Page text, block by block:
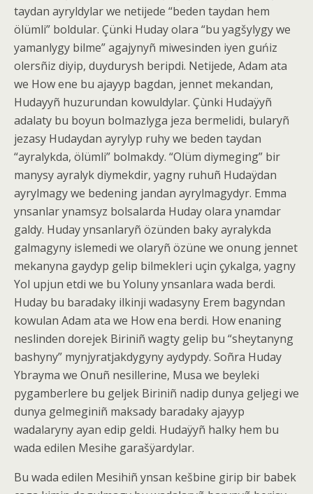
taydan ayryldylar we netijede “beden taydan hem
ölümli” boldular. Çünki Huday olara “bu yagšylygy we
yamanlygy bilme” agajynyñ miwesinden iyen guńiz
olersñiz diyip, duydurysh beripdi. Netijede, Adam ata
we How ene bu ajayyp bagdan, jennet mekandan,
Hudayyñ huzurundan kowuldylar. Çùnki Hudaÿyñ
adalaty bu boyun bolmazlyga jeza bermelidi, bularyñ
jezasy Hudaydan ayrylyp ruhy we beden taydan
“ayralykda, ölümli” bolmakdy. “Olüm diymeging” bir
manysy ayralyk diymekdir, yagny ruhuñ Hudaÿdan
ayrylmagy we bedening jandan ayrylmagydyr. Emma
ynsanlar ynamsyz bolsalarda Huday olara ynamdar
galdy. Huday ynsanlaryñ özünden baky ayralykda
galmagyny islemedi we olaryñ özüne we onung jennet
mekanyna gaydyp gelip bilmekleri uçin çykalga, yagny
Yol upjun etdi we bu Yoluny ynsanlara wada berdi.
Huday bu baradaky ilkinji wadasyny Erem bagyndan
kowulan Adam ata we How ena berdi. How enaning
neslinden dorejek Biriniñ wagty gelip bu “sheytanyng
bashyny” mynjyratjakdygyny aydypdy. Soñra Huday
Ybrayma we Onuñ nesillerine, Musa we beyleki
pygamberlere bu geljek Biriniñ nadip dunya geljegi we
dunya gelmeginiñ maksady baradaky ajayyp
wadalaryny ayan edip geldi. Hudaÿyñ halky hem bu
wada edilen Mesihe garašÿardylar.
Bu wada edilen Mesihiñ ynsan kešbine girip bir babek